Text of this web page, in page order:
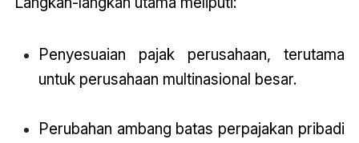
Penyesuaian pajak perusahaan, terutama
untuk perusahaan multinasional besar.
Perubahan ambang batas perpajakan pribadi